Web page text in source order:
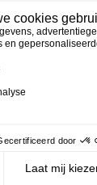
even
normen en
Ze passen
deel ook
en meer is er